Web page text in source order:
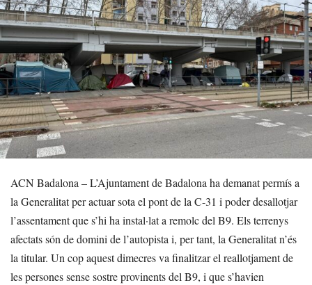
ACN Badalona – L’Ajuntament de Badalona ha demanat permís a
la Generalitat per actuar sota el pont de la C-31 i poder desallotjar
l’assentament que s’hi ha instal·lat a remolc del B9. Els terrenys
afectats són de domini de l’autopista i, per tant, la Generalitat n’és
la titular. Un cop aquest dimecres va finalitzar el reallotjament de
les persones sense sostre provinents del B9, i que s’havien